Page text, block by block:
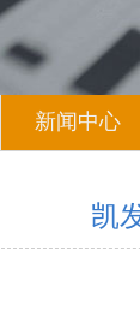
新闻中心
凯